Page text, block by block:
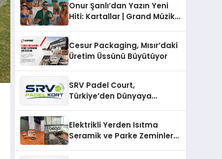
Onur Şanlı’dan Yazın Yeni
Hiti: Kartallar | Grand Müzik
Cesur Packaging, Mısır’daki
Üretim Üssünü Büyütüyor
SRV Padel Court,
Türkiye’den Dünyaya
Elektrikli Yerden Isıtma
Seramik ve Parke Zeminler